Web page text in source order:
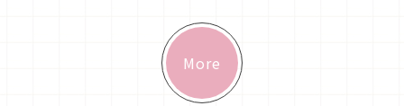
More